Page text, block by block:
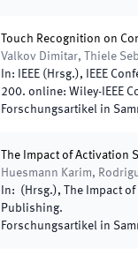
Touch Recognition on
Valkov Dimitar, Thiele
In:
IEEE ( Hrsg.), IEEE
200. online: Wiley-IEEE
Forschungsartikel in
The Impact of
Huesmann Karim,
In: ( Hrsg.), The Impact
Publishing.
Forschungsartikel in